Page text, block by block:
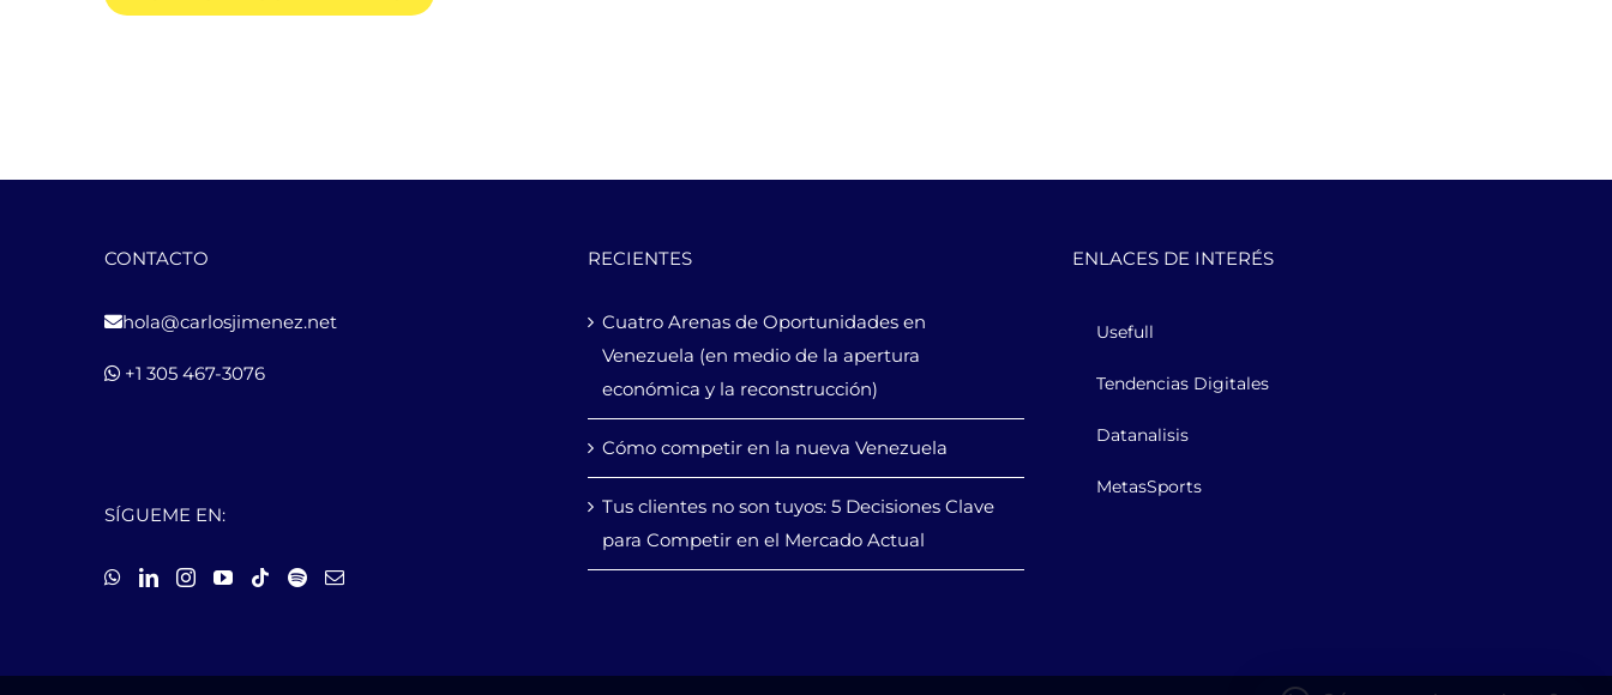
CONTACTO
hola@carlosjimenez.net
+1 305 467-3076
SÍGUEME EN:
RECIENTES
Cuatro Arenas de Oportunidades en
Venezuela (en medio de la apertura
económica y la reconstrucción)
Cómo competir en la nueva Venezuela
Tus clientes no son tuyos: 5 Decisiones Clave
para Competir en el Mercado Actual
ENLACES DE INTERÉS
Usefull
Tendencias Digitales
Datanalisis
MetasSports